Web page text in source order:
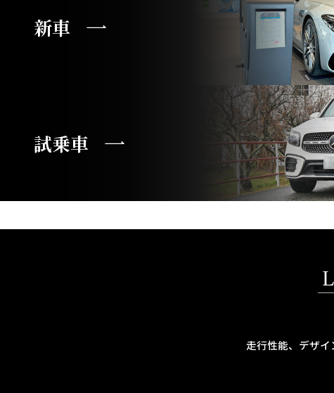
新車
試乗車
走行性能、デザイ